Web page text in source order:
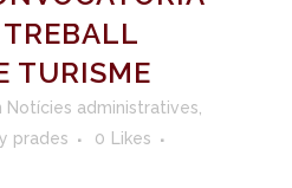
TREBALL
TURISME
Notícies administratives
prades 0
Likes